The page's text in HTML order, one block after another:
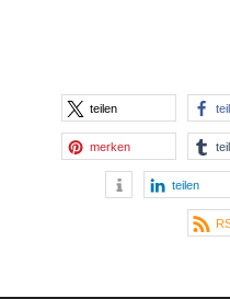
teilen
merken
teilen